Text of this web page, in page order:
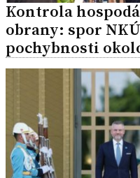
Kontrola
obrany: spor
pochybnosti